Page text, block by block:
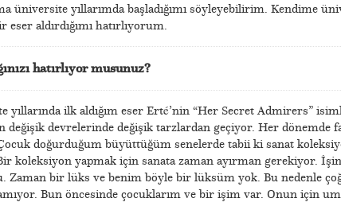
üniversite yıllarımda başladığımı söyleyebilirim. Kendime
eser aldırdığımı hatırlıyorum.
hatırlıyor musunuz?
yıllarında ilk aldığım eser Erté’nin “Her Secret Admirers”
değişik devrelerinde değişik tarzlardan geçiyor. Her dönemde
doğurduğum büyüttüğüm senelerde tabii ki sanat
koleksiyon yapmak için sanata zaman ayırman gerekiyor.
Zaman bir lüks ve benim böyle bir lüksüm yok. Bu nedenle
Bun öncesinde çocuklarım ve bir işim var. Onun için